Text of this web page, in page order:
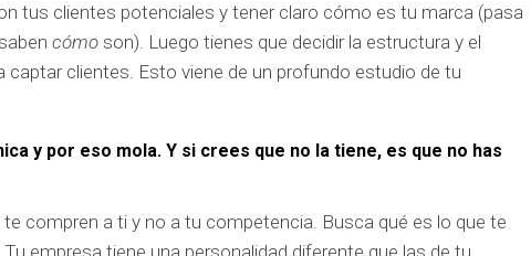
tus clientes potenciales y tener claro cómo es tu marca (pasa
cómo son). Luego tienes que decidir la estructura y el
captar clientes. Esto viene de un profundo estudio de tu
y por eso mola. Y si crees que no la tiene, es que no has
compren a ti y no a tu competencia. Busca qué es lo que te